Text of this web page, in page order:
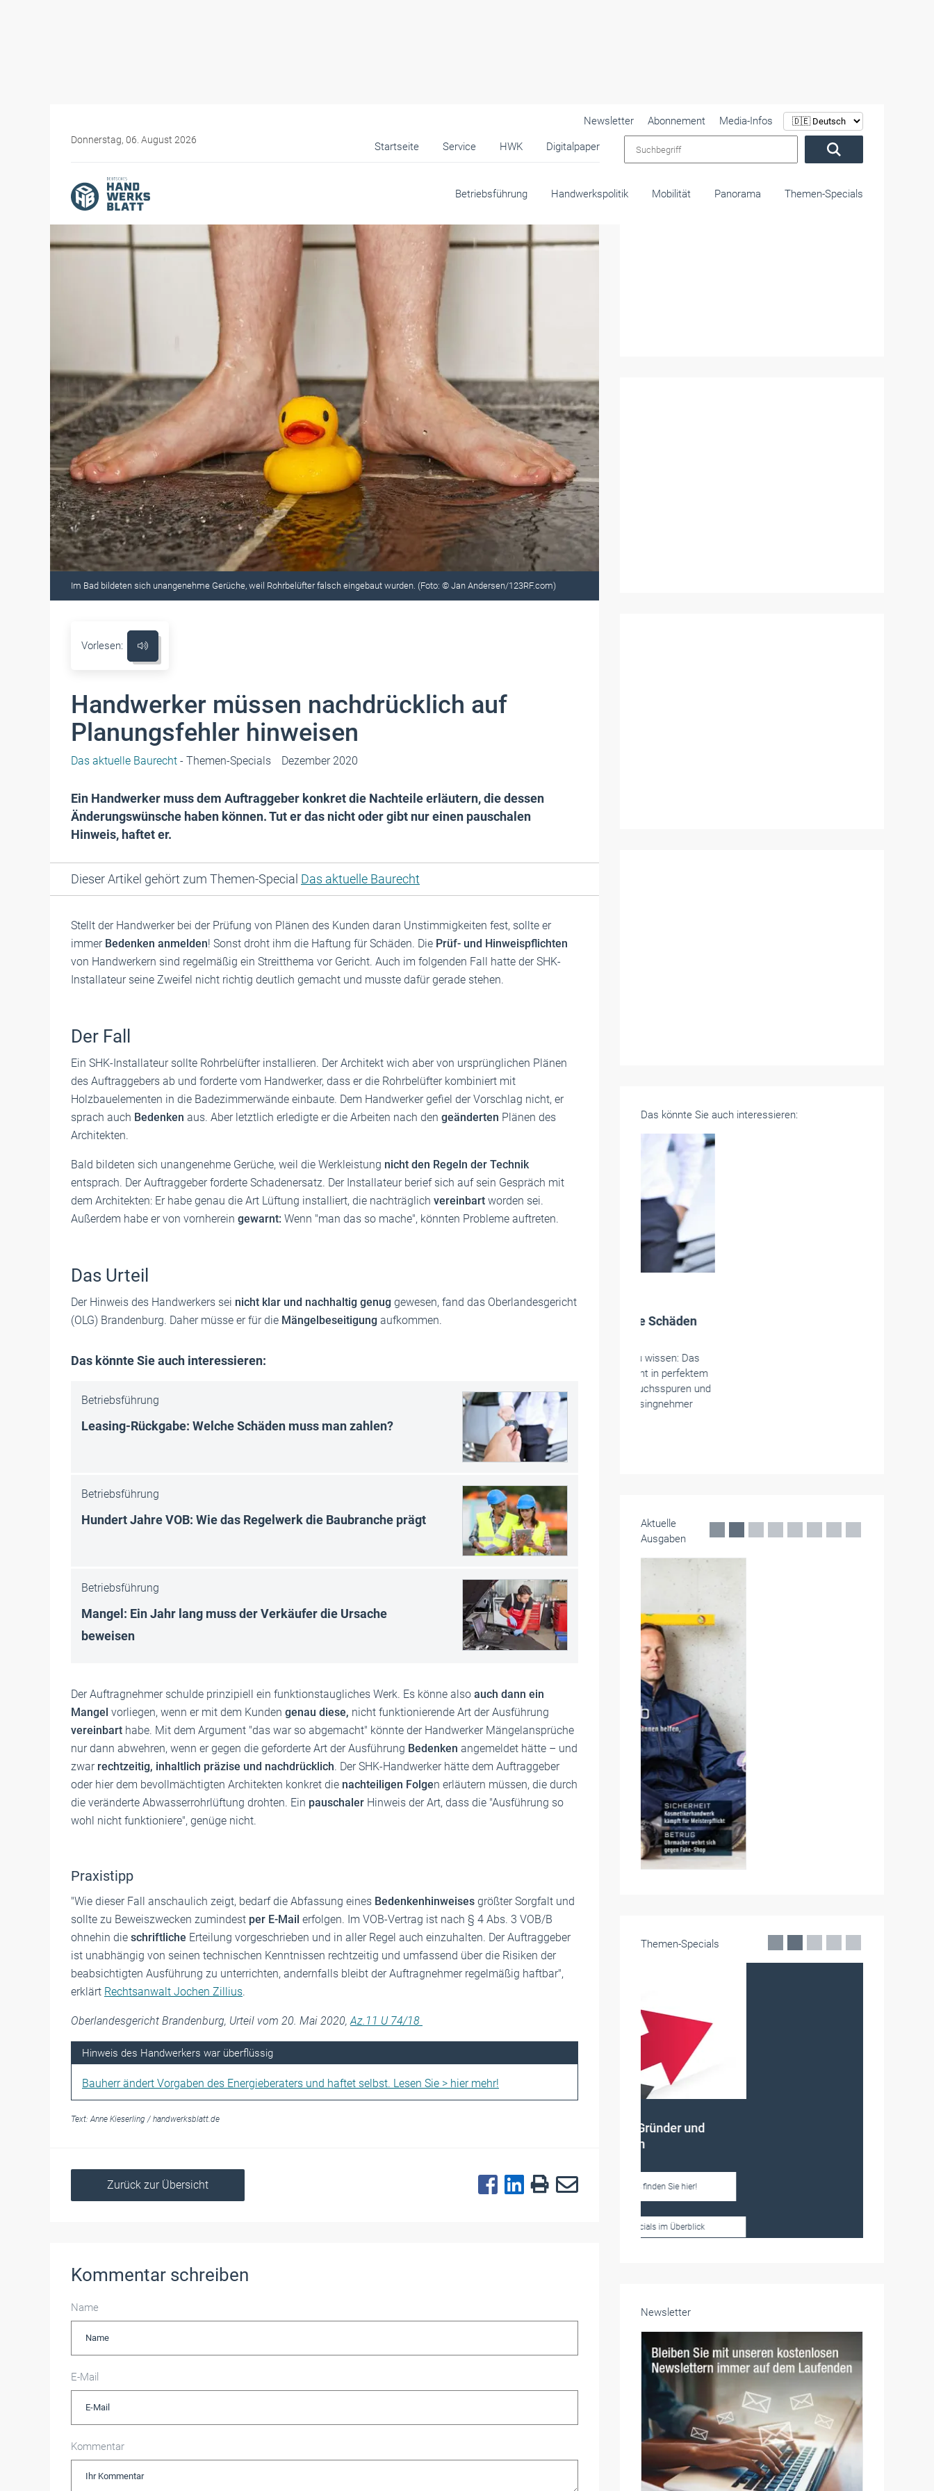
Donnerstag, 06. August 2026
Startseite Service HWK Digitalpaper
Newsletter Abonnement
Media-Infos
Betriebsführung Handwerkspolitik Mobilität Panorama Themen-Specials
Im Bad bildeten sich unangenehme Gerüche, weil Rohrbelüfter falsch eingebaut wurden. (Foto: © Jan Andersen/123RF.com)
Vorlesen:
Handwerker müssen nachdrücklich auf
Planungsfehler hinweisen
Das aktuelle Baurecht - Themen-Specials Dezember 2020
Ein Handwerker muss dem Auftraggeber konkret die Nachteile erläutern, die dessen
Änderungswünsche haben können. Tut er das nicht oder gibt nur einen pauschalen
Hinweis, haftet er.
Dieser Artikel gehört zum Themen-Special Das aktuelle Baurecht
Stellt der Handwerker bei der Prüfung von Plänen des Kunden daran Unstimmigkeiten fest, sollte er
immer Bedenken anmelden! Sonst droht ihm die Haftung für Schäden. Die Prüf- und Hinweispflichten
von Handwerkern sind regelmäßig ein Streitthema vor Gericht. Auch im folgenden Fall hatte der SHK-
Installateur seine Zweifel nicht richtig deutlich gemacht und musste dafür gerade stehen.
Der Fall
Ein SHK-Installateur sollte Rohrbelüfter installieren. Der Architekt wich aber von ursprünglichen Plänen
des Auftraggebers ab und forderte vom Handwerker, dass er die Rohrbelüfter kombiniert mit
Holzbauelementen in die Badezimmerwände einbaute. Dem Handwerker gefiel der Vorschlag nicht, er
sprach auch Bedenken aus. Aber letztlich erledigte er die Arbeiten nach den geänderten Plänen des
Architekten.
Bald bildeten sich unangenehme Gerüche, weil die Werkleistung nicht den Regeln der Technik
entsprach. Der Auftraggeber forderte Schadenersatz. Der Installateur berief sich auf sein Gespräch mit
dem Architekten: Er habe genau die Art Lüftung installiert, die nachträglich vereinbart worden sei.
Außerdem habe er von vornherein gewarnt: Wenn "man das so mache", könnten Probleme auftreten.
Das Urteil
Der Hinweis des Handwerkers sei nicht klar und nachhaltig genug gewesen, fand das Oberlandesgericht
(OLG) Brandenburg. Daher müsse er für die Mängelbeseitigung aufkommen.
Das könnte Sie auch interessieren:
Betriebsführung
Leasing-Rückgabe: Welche Schäden muss man zahlen?
Betriebsführung
Hundert Jahre VOB: Wie das Regelwerk die Baubranche prägt
Betriebsführung
Mangel: Ein Jahr lang muss der Verkäufer die Ursache
beweisen
Der Auftragnehmer schulde prinzipiell ein funktionstaugliches Werk. Es könne also auch dann ein
Mangel vorliegen, wenn er mit dem Kunden genau diese, nicht funktionierende Art der Ausführung
vereinbart habe. Mit dem Argument "das war so abgemacht" könnte der Handwerker Mängelansprüche
nur dann abwehren, wenn er gegen die geforderte Art der Ausführung Bedenken angemeldet hätte – und
zwar rechtzeitig, inhaltlich präzise und nachdrücklich. Der SHK-Handwerker hätte dem Auftraggeber
oder hier dem bevollmächtigten Architekten konkret die nachteiligen Folgen erläutern müssen, die durch
die veränderte Abwasserrohrlüftung drohten. Ein pauschaler Hinweis der Art, dass die "Ausführung so
wohl nicht funktioniere", genüge nicht.
Praxistipp
"Wie dieser Fall anschaulich zeigt, bedarf die Abfassung eines Bedenkenhinweises größter Sorgfalt und
sollte zu Beweiszwecken zumindest per E-Mail erfolgen. Im VOB-Vertrag ist nach § 4 Abs. 3 VOB/B
ohnehin die schriftliche Erteilung vorgeschrieben und in aller Regel auch einzuhalten. Der Auftraggeber
ist unabhängig von seinen technischen Kenntnissen rechtzeitig und umfassend über die Risiken der
beabsichtigten Ausführung zu unterrichten, andernfalls bleibt der Auftragnehmer regelmäßig haftbar",
erklärt Rechtsanwalt Jochen Zillius.
Oberlandesgericht Brandenburg, Urteil vom 20. Mai 2020,Az. 11 U 74/18
Hinweis des Handwerkers war überflüssig
Bauherr ändert Vorgaben des Energieberaters und haftet selbst. Lesen Sie > hier mehr!
Text:Anne Kieserling / handwerksblatt.de
Zurück zur Übersicht
Kommentar schreiben
Name
E-Mail
Kommentar
Das könnte Sie auch interessieren:
Hundert Jahre VOB: Wie das Regelwerk
Die Vergabe- und Vertragsordnung für
Bauleistungen (VOB) feierte am 6. Mai 2026 ihr
hundertjähriges Jubiläum. Das Bauhandwerk
erinnert an die große Bedeutung des Regelwerks
Aktuelle
Ausgaben
Themen-Specials
Frauen im Handwerk
Unsere Themen-Specials im Überblick
Newsletter